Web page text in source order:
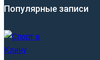
Популярные записи